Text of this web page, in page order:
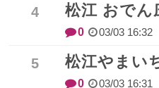
松江 おでん
0 03/03 16:32
松江やまい
0 03/03 16:31